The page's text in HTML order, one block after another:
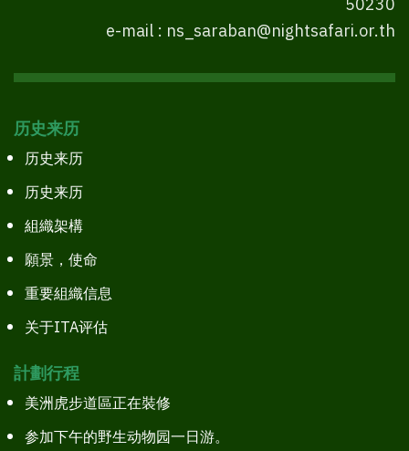
e-mail : ns_saraban@nightsafari.or.th
历史来历
历史来历
历史来历
組織架構
願景，使命
重要組織信息
关于ITA评估
計劃行程
美洲虎步道區正在裝修
参加下午的野生动物园一日游。